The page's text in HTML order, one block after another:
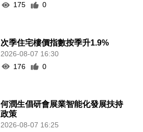
175
0
次季住宅樓價指數按季升1.9%
2026-08-07 16:30
176
0
何潤生倡研會展業智能化發展扶持
政策
2026-08-07 16:25